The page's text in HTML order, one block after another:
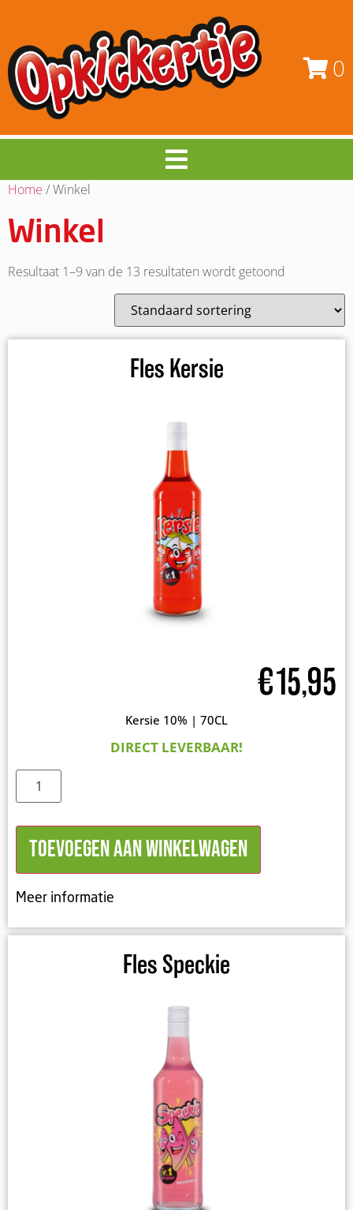
0
Home / Winkel
Winkel
Resultaat 1–9 van de 13 resultaten wordt getoond
Fles Kersie
€15,95
Kersie 10% | 70CL
DIRECT LEVERBAAR!
Toevoegen aan winkelwagen
Meer informatie
Fles Speckie